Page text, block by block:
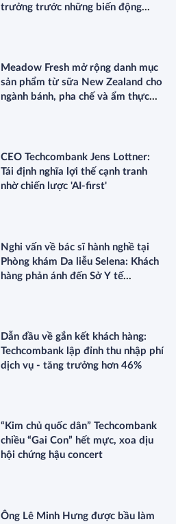
trưởng trước những biến động
Meadow Fresh mở rộng danh mục
sản phẩm từ sữa New Zealand cho
ngành bánh, pha chế và ẩm thực
CEO Techcombank Jens Lottner:
Tái định nghĩa lợi thế cạnh tranh
nhờ chiến lược 'AI-first'
Nghi vấn về bác sĩ hành nghề tại
Phòng khám Da liễu Selena: Khách
hàng phản ánh đến Sở Y tế
Dẫn đầu về gắn kết khách hàng:
Techcombank lập đỉnh thu nhập phí
dịch vụ - tăng trưởng hơn 46%
“Kim chủ quốc dân” Techcombank
chiều “Gai Con” hết mực, xoa dịu
hội chứng hậu concert
Ông Lê Minh Hưng được bầu làm